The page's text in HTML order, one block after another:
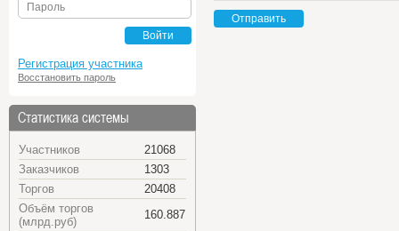
Пароль
Войти
Регистрация участника
Восстановить пароль
Статистика системы
Участников
21068
Заказчиков
1303
Торгов
20408
Объём торгов
(млрд.руб)
160.887
Отправить